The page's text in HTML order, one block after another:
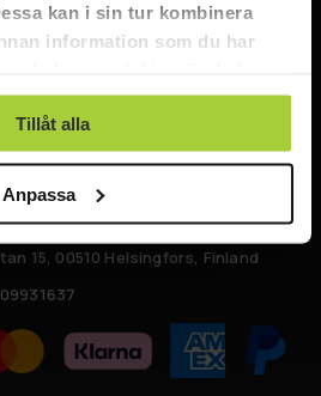
kan i sin tur kombinera
information som du har
Tillåt alla
Anpassa
15, 00510 Helsingfors, Finland